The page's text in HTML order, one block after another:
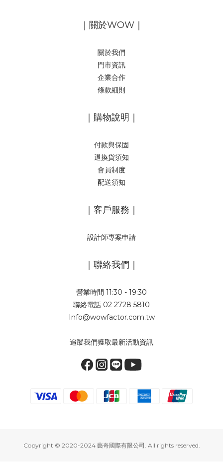
｜關於WOW｜
關於我們
門市資訊
企業合作
條款細則
｜購物說明｜
付款與保固
退換貨須知
會員制度
配送須知
｜客戶服務｜
設計師專案申請
｜聯絡我們｜
營業時間 11:30 - 19:30
聯絡電話 02 2728 5810
Info@wowfactor.com.tw
追蹤我們獲取最新活動資訊
Copyright © 2020-2024 藝奇國際有限公司. All rights reserved.